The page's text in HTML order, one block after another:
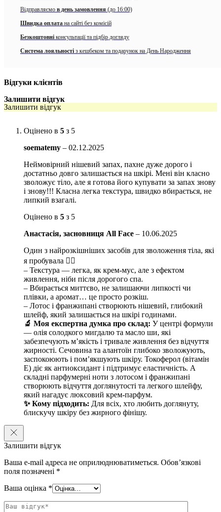
від втрати вологості.
волосся від шкідливого впливу вільних радикалів. Вона
наповнює дерму вітамінами та мінералами, які необхідні для
Кокосова олія відома своїми зволожуючими і
регенеративними властивостями. Вона має
антибактеріальний і протигрибковий ефект, допомагає
боротися з подразненням шкіри, стимулює вироблення
воно усуває лущення, сприяє оновленню клітин та є
Застосування
Після душу нанесіть на тіло легкими рухами. Молочко швидко
вбирається, не залишаючи відчуття жирності на шкірі.
Відправляємо в день замовлення (до 16:00)
Швидка оплата на сайті без комісій
Безкоштовні консультації та підбір догляду
Система лояльності з кешбеком та подарунок на День Народження
Відгуки клієнтів
Залишити відгук
Залишити відгук
Оцінено в 5 з 5
soematemy – 02.12.2025
Неймовірний нішевий запах, пахне дуже дорого і
достатньо довго залишається на шкірі. Мені він класно
зволожує тіло, але я готова його купувати за запах знову
і знову!!! Класна легка текстура, швидко вбирається, не
липкий взагалі.
Оцінено в 5 з 5
Анастасія, засновниця All Face – 10.06.2025
Один з найрозкішніших засобів для зволоження тіла, які
я пробувала ❤️‍🔥
– Текстура — легка, як крем-мус, але з ефектом
живлення, ніби після дорогого спа.
– Вбирається миттєво, не залишаючи липкості чи
плівки, а аромат… це просто розкіш.
– Лотос і франжипані створюють нішевий, глибокий
шлейф, який залишається на шкірі годинами.
🔬 Моя експертна думка про склад: У центрі формули
— олія солодкого мигдалю та масло ши, які
забезпечують м’якість і тривале живлення без відчуття
жирності. Сечовина та алантоїн глибоко зволожують,
заспокоюють і пом’якшують шкіру. Токоферол (вітамін
Е) діє як антиоксидант і підтримує еластичність. А
складні парфумерні ноти з лотосом і франжипані
створюють відчуття доглянутості та легкого шлейфу,
який нагадує люксовий крем-парфум.
✨ Кому підходить: Для всіх, хто любить доглянуту,
блискучу шкіру без жирного фінішу.
Залишити відгук
Ваша e-mail адреса не оприлюднюватиметься. Обов’язкові
поля позначені *
Ваша оцінка *